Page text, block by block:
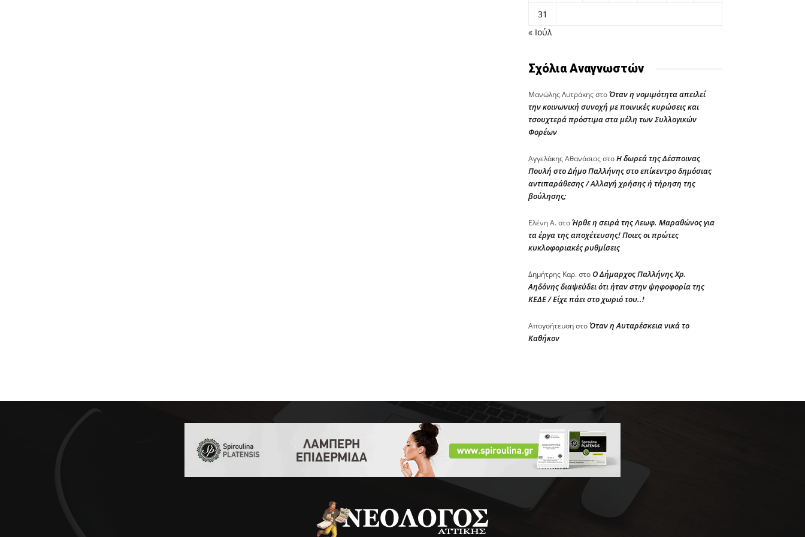
31
« Ιούλ
Σχόλια Αναγνωστών
Μανώλης ΛυτράκηςστοΌταν η νομιμότητα απειλεί
την κοινωνική συνοχή με ποινικές κυρώσεις και
τσουχτερά πρόστιμα στα μέλη των Συλλογικών
Φορέων
Αγγελάκης ΑθανάσιοςστοΗ δωρεά της Δέσποινας
Πουλή στο Δήμο Παλλήνης στο επίκεντρο δημόσιας
αντιπαράθεσης / Αλλαγή χρήσης ή τήρηση της
βούλησης;
Ελένη Α.στοΉρθε η σειρά της Λεωφ. Μαραθώνος για
τα έργα της αποχέτευσης! Ποιες οι πρώτες
κυκλοφοριακές ρυθμίσεις
Δημήτρης Καρ.στοΟ Δήμαρχος Παλλήνης Χρ.
Αηδόνης διαψεύδει ότι ήταν στην ψηφοφορία της
ΚΕΔΕ / Είχε πάει στο χωριό του..!
ΑπογοήτευσηστοΌταν η Αυταρέσκεια νικά το
Καθήκον